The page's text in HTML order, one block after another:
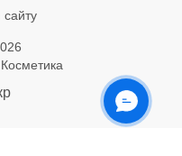
сайту
ОНЛАЙН ЧАТ